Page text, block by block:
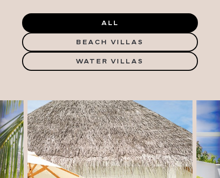
ALL
BEACH VILLAS
WATER VILLAS